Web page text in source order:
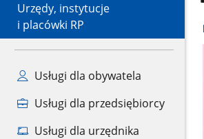
Urzędy, instytucje
i placówki RP
Usługi dla obywatela
Usługi dla przedsiębiorcy
Usługi dla urzędnika